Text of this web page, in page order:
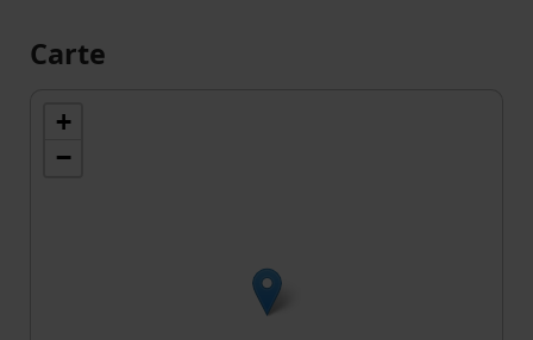
Carte
+
−